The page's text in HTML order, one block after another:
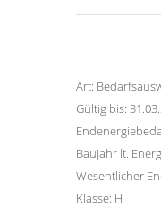
Art:
Gültig bis:
Baujahr lt.
Wesentlicher
Klasse: H